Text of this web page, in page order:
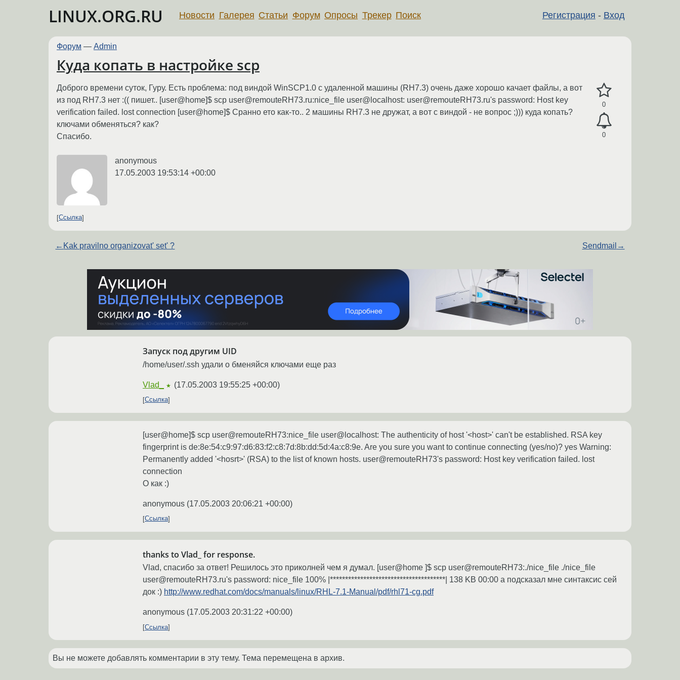
LINUX.ORG.RU Регистрация - Вход
Новости Галерея Статьи Форум Опросы Трекер Поиск
Форум — Admin
Куда копать в настройке scp
0
0
Доброго времени суток, Гуру. Есть проблема: под виндой WinSCP1.0 с удаленной машины (RH7.3) очень даже хорошо качает файлы, а вот
из под RH7.3 нет :(( пишет.. [user@home]$ scp user@remouteRH73.ru:nice_file user@localhost: user@remouteRH73.ru's password: Host key
verification failed. lost connection [user@home]$ Сранно ето как-то.. 2 машины RH7.3 не дружат, а вот с виндой - не вопрос ;))) куда копать?
ключами обменяться? как?
Спасибо.
anonymous
17.05.2003 19:53:14 +00:00
Ссылка
← Kak pravilno organizovat' set' ? Sendmail →
Запуск под другим UID
/home/user/.ssh удали о бменяйся ключами еще раз
Vlad_ ★ (17.05.2003 19:55:25 +00:00)
Ссылка
[user@home]$ scp user@remouteRH73:nice_file user@localhost: The authenticity of host '<host>' can't be established. RSA key
fingerprint is de:8e:54:c9:97:d6:83:f2:c8:7d:8b:dd:5d:4a:c8:9e. Are you sure you want to continue connecting (yes/no)? yes Warning:
Permanently added '<hosrt>' (RSA) to the list of known hosts. user@remouteRH73's password: Host key verification failed. lost
connection
О как :)
anonymous (17.05.2003 20:06:21 +00:00)
Ссылка
thanks to Vlad_ for response.
Vlad, спасибо за ответ! Решилось это приколней чем я думал. [user@home ]$ scp user@remouteRH73:./nice_file ./nice_file
user@remouteRH73.ru's password: nice_file 100% |**************************************| 138 KB 00:00 а подсказал мне синтаксис сей
док :) http://www.redhat.com/docs/manuals/linux/RHL-7.1-Manual/pdf/rhl71-cg.pdf
anonymous (17.05.2003 20:31:22 +00:00)
Ссылка
Вы не можете добавлять комментарии в эту тему. Тема перемещена в архив.